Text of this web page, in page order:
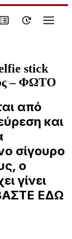
stick
– ΦΩΤΟ
από
και
σίγουρο
ο
γίνει
ΕΔΩ